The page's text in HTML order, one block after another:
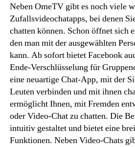
Neben OmeTV gibt es noch viele
Zufallsvideochatapps, bei denen
chatten können. Schon öffnet sich
den man mit der ausgewählten
kann. Ab sofort bietet Facebook
Ende-Verschlüsselung für
eine neuartige Chat-App, mit der
Leuten verbinden und mit ihnen
ermöglicht Ihnen, mit Fremden
oder Video-Chat zu chatten. Die
intuitiv gestaltet und bietet eine
Funktionen. Neben Video-Chats